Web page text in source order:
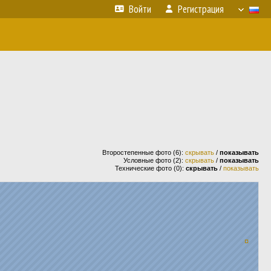
Войти Регистрация
Второстепенные фото (6): скрывать / показывать
Условные фото (2): скрывать / показывать
Технические фото (0): скрывать / показывать
¤